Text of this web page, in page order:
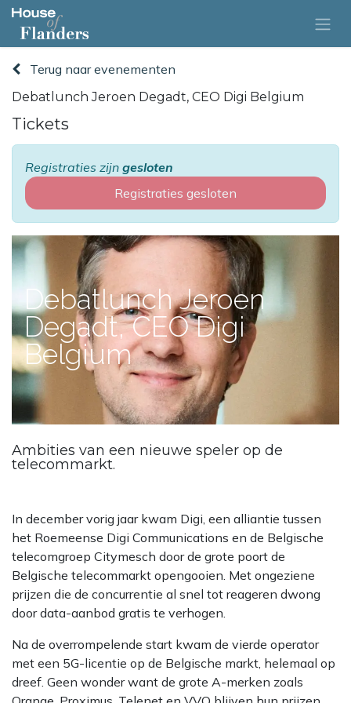
Terug naar evenementen
Debatlunch Jeroen Degadt, CEO Digi Belgium
Tickets
Registraties zijn gesloten
Registraties gesloten
Debatlunch Jeroen
Degadt, CEO Digi
Belgium
Ambities van een nieuwe speler op de
telecommarkt.
In december vorig jaar kwam Digi, een alliantie tussen
het Roemeense Digi Communications en de Belgische
telecomgroep Citymesch door de grote poort de
Belgische telecommarkt opengooien. Met ongeziene
prijzen die de concurrentie al snel tot reageren dwong
door data-aanbod gratis te verhogen.
Na de overrompelende start kwam de vierde operator
met een 5G-licentie op de Belgische markt, helemaal op
dreef. Geen wonder want de grote A-merken zoals